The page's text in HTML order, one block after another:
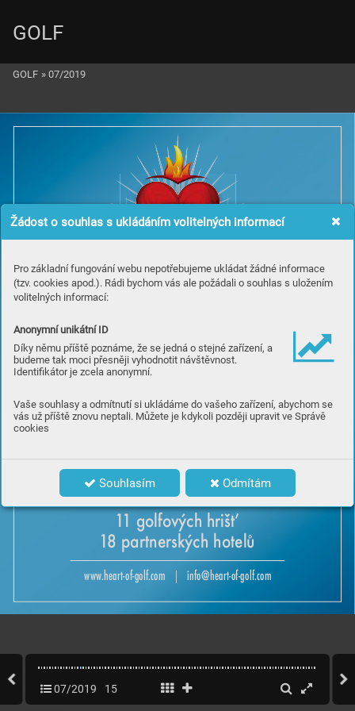
Žádost o souhlas s ukládáním volitelných informací
Pro základní fungování webu nepotřebujeme ukládat žádné informace
(tzv. cookies apod.). Rádi bychom vás ale požádali o souhlas s uložením
volitelných informací:
Anonymní unikátní ID
Díky němu příště poznáme, že se jedná o stejné zařízení, a
budeme tak moci přesněji vyhodnotit návštěvnost.
Identifikátor je zcela anonymní.
Vaše souhlasy a odmítnutí si ukládáme do vašeho zařízení, abychom se
vás už příště znovu neptali. Můžete je kdykoli později upravit ve Správě
cookies
Souhlasím Odmítám
www.heart-of-golf.com
   |
info@heart-of-golf.com
GC LENGENFELD | GC MARCO POLO | GOLFRESORT MON ACHUS | DIAMOND CLUB OTTENS
GC POYSDORF | GC ST. MÜHLVIER TEL ST. OSW ALD - FREISTADT | GC WACHAU | GC WEITRA
GOLF BEZ HRANIC
 
18 partnerských hotelu
GOLF
GOLF » 07/2019
07/2019 15